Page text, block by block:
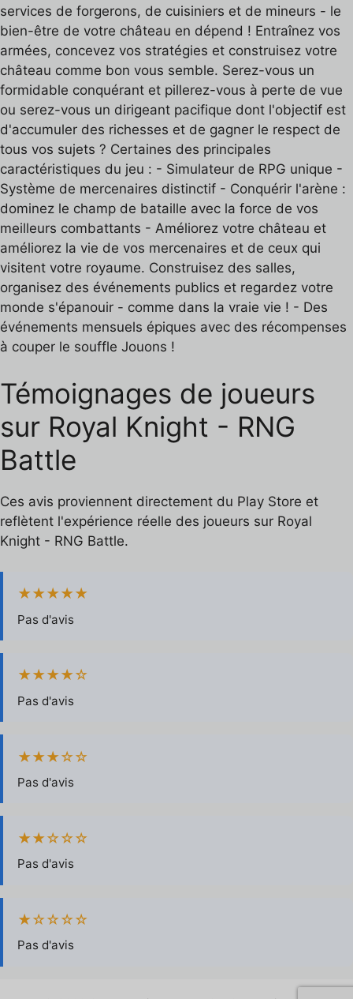
services de forgerons, de cuisiniers et de mineurs - le
bien-être de votre château en dépend ! Entraînez vos
armées, concevez vos stratégies et construisez votre
château comme bon vous semble. Serez-vous un
formidable conquérant et pillerez-vous à perte de vue
ou serez-vous un dirigeant pacifique dont l'objectif est
d'accumuler des richesses et de gagner le respect de
tous vos sujets ? Certaines des principales
caractéristiques du jeu : - Simulateur de RPG unique -
Système de mercenaires distinctif - Conquérir l'arène :
dominez le champ de bataille avec la force de vos
meilleurs combattants - Améliorez votre château et
améliorez la vie de vos mercenaires et de ceux qui
visitent votre royaume. Construisez des salles,
organisez des événements publics et regardez votre
monde s'épanouir - comme dans la vraie vie ! - Des
événements mensuels épiques avec des récompenses
à couper le souffle Jouons !
Témoignages de joueurs
sur Royal Knight - RNG
Battle
Ces avis proviennent directement du Play Store et
reflètent l'expérience réelle des joueurs sur Royal
Knight - RNG Battle.
★★★★★
Pas d'avis
★★★★☆
Pas d'avis
★★★☆☆
Pas d'avis
★★☆☆☆
Pas d'avis
★☆☆☆☆
Pas d'avis